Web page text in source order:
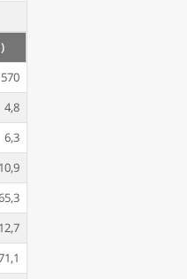
4,8
6,3
10,9
12,7